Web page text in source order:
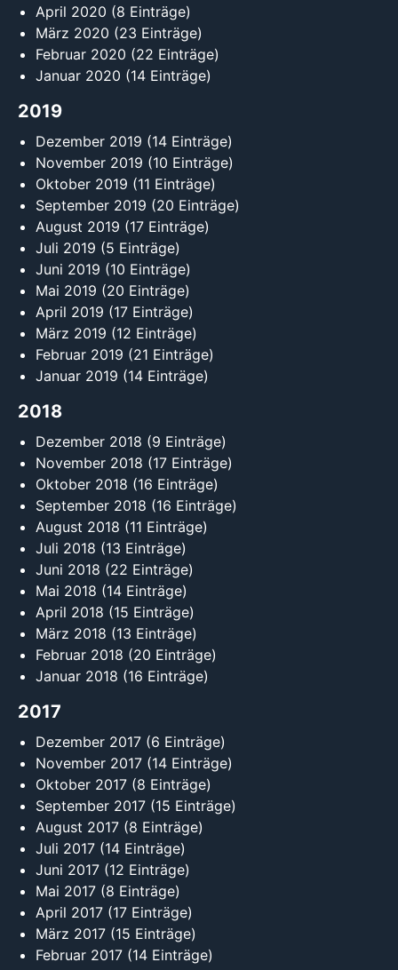
April 2020 (8 Einträge)
März 2020 (23 Einträge)
Februar 2020 (22 Einträge)
Januar 2020 (14 Einträge)
2019
Dezember 2019 (14 Einträge)
November 2019 (10 Einträge)
Oktober 2019 (11 Einträge)
September 2019 (20 Einträge)
August 2019 (17 Einträge)
Juli 2019 (5 Einträge)
Juni 2019 (10 Einträge)
Mai 2019 (20 Einträge)
April 2019 (17 Einträge)
März 2019 (12 Einträge)
Februar 2019 (21 Einträge)
Januar 2019 (14 Einträge)
2018
Dezember 2018 (9 Einträge)
November 2018 (17 Einträge)
Oktober 2018 (16 Einträge)
September 2018 (16 Einträge)
August 2018 (11 Einträge)
Juli 2018 (13 Einträge)
Juni 2018 (22 Einträge)
Mai 2018 (14 Einträge)
April 2018 (15 Einträge)
März 2018 (13 Einträge)
Februar 2018 (20 Einträge)
Januar 2018 (16 Einträge)
2017
Dezember 2017 (6 Einträge)
November 2017 (14 Einträge)
Oktober 2017 (8 Einträge)
September 2017 (15 Einträge)
August 2017 (8 Einträge)
Juli 2017 (14 Einträge)
Juni 2017 (12 Einträge)
Mai 2017 (8 Einträge)
April 2017 (17 Einträge)
März 2017 (15 Einträge)
Februar 2017 (14 Einträge)